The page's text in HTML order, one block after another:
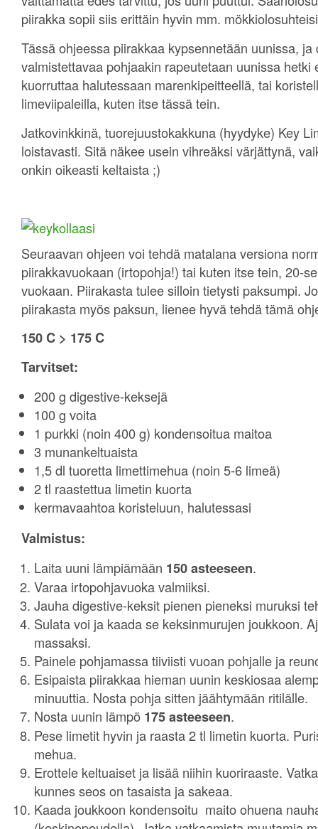
piirakka sopii siis erittäin hyvin mm.
Tässä ohjeessa piirakkaa kypsennetään uunissa,
valmistettavaa pohjaakin rapeutetaan uunissa hetki
kuorruttaa halutessaan marenkipeitteellä, tai
limeviipaleilla, kuten itse tässä tein.
Jatkovinkkinä, tuorejuustokakkuna (hyydyke) Key
loistavasti. Sitä näkee usein vihreäksi värjättynä,
onkin oikeasti keltaista ;)
Seuraavan ohjeen voi tehdä matalana versiona
piirakkavuokaan (irtopohja!) tai kuten itse tein, 20-
vuokaan. Piirakasta tulee silloin tietysti paksumpi.
piirakasta myös paksun, lienee hyvä tehdä tämä
150 C > 175 C
Tarvitset:
200 g digestive-keksejä
100 g voita
1 purkki (noin 400 g) kondensoitua maitoa
3 munankeltuaista
1,5 dl tuoretta limettimehua (noin 5-6 limeä)
2 tl raastettua limetin kuorta
kermavaahtoa koristeluun, halutessasi
Valmistus:
Laita uuni lämpiämään 150 asteeseen.
Varaa irtopohjavuoka valmiiksi.
Jauha digestive-keksit pienen pieneksi muruksi
Sulata voi ja kaada se keksinmurujen joukkoon.
massaksi.
Painele pohjamassa tiiviisti vuoan pohjalle ja
Esipaista piirakkaa hieman uunin keskiosaa
minuuttia. Nosta pohja sitten jäähtymään ritilälle.
Nosta uunin lämpö 175 asteeseen.
Pese limetit hyvin ja raasta 2 tl limetin kuorta.
mehua.
Erottele keltuaiset ja lisää niihin kuoriraaste.
kunnes seos on tasaista ja sakeaa.
Kaada joukkoon kondensoitu maito ohuena